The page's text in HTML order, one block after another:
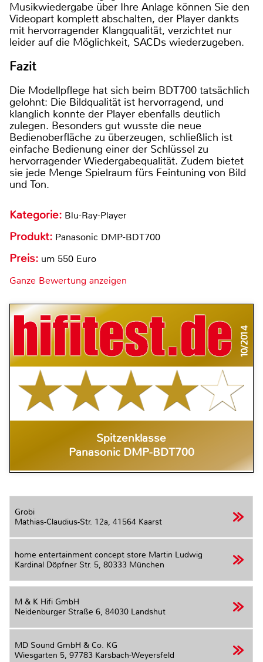
Musikwiedergabe über Ihre Anlage können Sie den
Videopart komplett abschalten, der Player dankts
mit hervorragender Klangqualität, verzichtet nur
leider auf die Möglichkeit, SACDs wiederzugeben.
Fazit
Die Modellpflege hat sich beim BDT700 tatsächlich
gelohnt: Die Bildqualität ist hervorragend, und
klanglich konnte der Player ebenfalls deutlich
zulegen. Besonders gut wusste die neue
Bedienoberfläche zu überzeugen, schließlich ist
einfache Bedienung einer der Schlüssel zu
hervorragender Wiedergabequalität. Zudem bietet
sie jede Menge Spielraum fürs Feintuning von Bild
und Ton.
Kategorie: Blu-Ray-Player
Produkt: Panasonic DMP-BDT700
Preis: um 550 Euro
Ganze Bewertung anzeigen
10/2014
Spitzenklasse
Panasonic DMP-BDT700
Grobi
Mathias-Claudius-Str. 12a, 41564 Kaarst
home entertainment concept store Martin Ludwig
Kardinal Döpfner Str. 5, 80333 München
M & K Hifi GmbH
Neidenburger Straße 6, 84030 Landshut
MD Sound GmbH & Co. KG
Wiesgarten 5, 97783 Karsbach-Weyersfeld